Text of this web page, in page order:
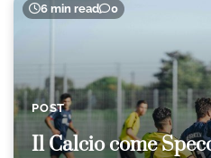
6 min read 0
POST
Il Calcio come